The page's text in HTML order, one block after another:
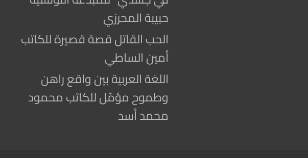
حبيبة المحرزي
الحب القاتل قصة قصيرة للكاتب
أمين الساطي
اللغة العربية بين واقع راهن
وطموح مؤمّل للكاتب محمود
محمد أسد